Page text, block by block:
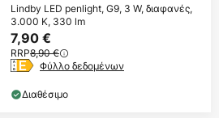
Lindby LED penlight, G9, 3 W, διαφανές,
3.000 K, 330 lm
7,90 €
RRP8,90 €
Φύλλο δεδομένων
Διαθέσιμο